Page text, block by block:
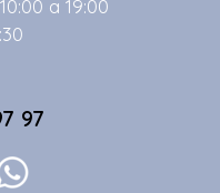
a 19:00
97